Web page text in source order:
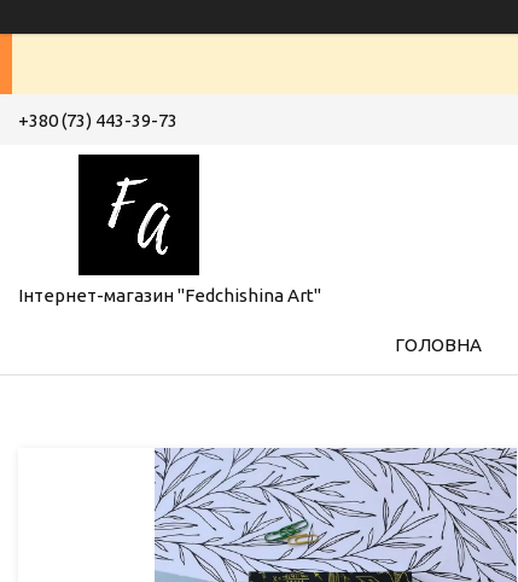
+380 (73) 443-39-73
Інтернет-магазин "Fedchishina Art"
ГОЛОВНА